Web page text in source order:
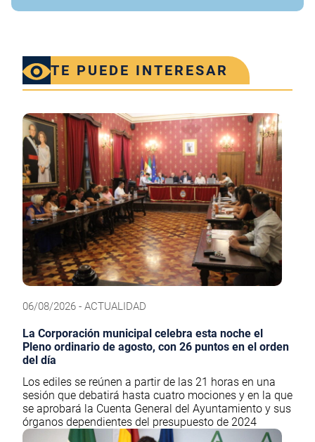
TE PUEDE INTERESAR
06/08/2026 - ACTUALIDAD
La Corporación municipal celebra esta noche el
Pleno ordinario de agosto, con 26 puntos en el orden
del día
Los ediles se reúnen a partir de las 21 horas en una
sesión que debatirá hasta cuatro mociones y en la que
se aprobará la Cuenta General del Ayuntamiento y sus
órganos dependientes del presupuesto de 2024